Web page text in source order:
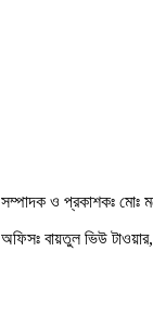
সম্পাদক ও প্রকাশকঃ মোঃ
অফিসঃ বায়তুল ভিউ